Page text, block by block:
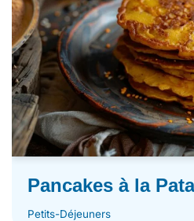
Pancakes à la
Petits-Déjeuners